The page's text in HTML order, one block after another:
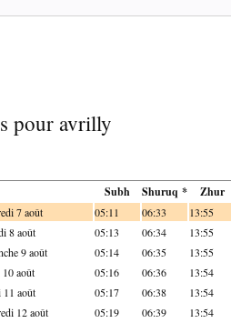
pour avrilly
Subh Shuruq * Zhur
7 août 05:11 06:33 13:55
8 août 05:13 06:34 13:55
9 août 05:14 06:35 13:55
août 05:16 06:36 13:54
août 05:17 06:38 13:54
12 août 05:19 06:39 13:54